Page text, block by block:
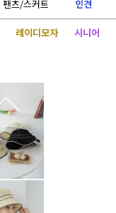
팬츠/스커트 인견
레이디모자 시니어